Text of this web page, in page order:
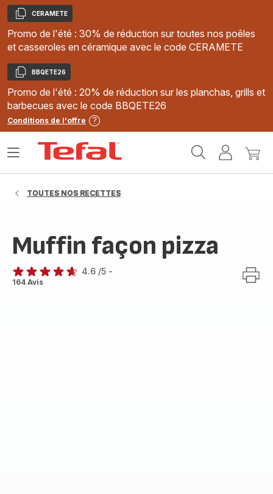
Copier
CERAMETE
Promo de l'été : 30% de réduction sur toutes nos poêles
et casseroles en céramique avec le code CERAMETE
Copier
BBQETE26
Promo de l'été : 20% de réduction sur les planchas, grills et
barbecues avec le code BBQETE26
Conditions de l'offre
MonMon
Ouvrir
TOUTES NOS RECETTES
Muffin façon pizza
ratings.4.6
4.6 /5 -
164 Avis